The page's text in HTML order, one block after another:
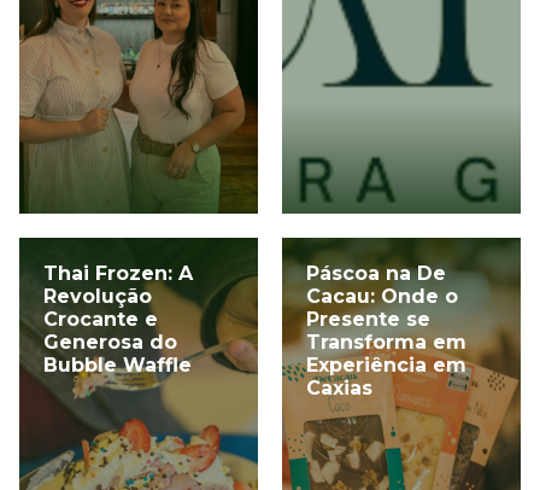
Thai Frozen: A
Revolução
Crocante e
Generosa do
Bubble Waffle
Páscoa na De
Cacau: Onde o
Presente se
Transforma em
Experiência em
Caxias